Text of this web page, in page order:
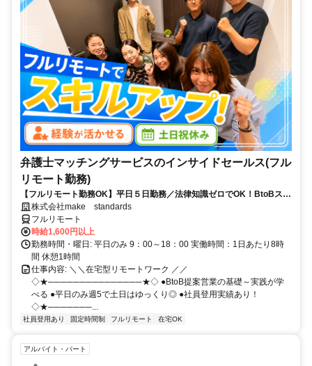
弁護士マッチングサービスのインサイドセールス(フル
リモート勤務)
【フルリモート勤務OK】平日５日勤務／法律知識ゼロでOK！BtoBスキ
ルが身につく営業職
株式会社make standards
フルリモート
時給1,600円以上
勤務時間・曜日: 平日のみ 9：00～18：00 実働時間：1日あたり8時
間 休憩1時間
仕事内容: ＼＼在宅型リモートワーク ／／
◇★───────────────★◇ ●BtoB提案営業の基礎～実践が学
べる ●平日のみ週5で土日はゆっくり◎ ●社員登用実績あり！
◇★───────...
社員登用あり 固定時間制 フルリモート 在宅OK
アルバイト・パート